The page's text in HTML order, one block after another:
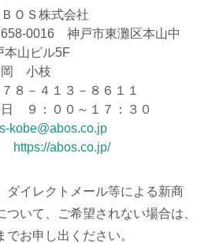
ＯＳ株式会社
0016 神戸市東灘区本山中
本山ビル5F
岡 小枝
－４１３－８６１１
９：００～１７：３０
kobe@abos.co.jp
https://abos.co.jp/
ダイレクトメール等による新商
いて、ご希望されない場合は、
でお申し出ください。